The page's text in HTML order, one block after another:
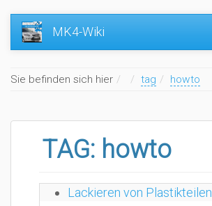
MK4-Wiki
Sie befinden sich hier Home
tag howto
TAG: howto
Lackieren von Plastikteilen